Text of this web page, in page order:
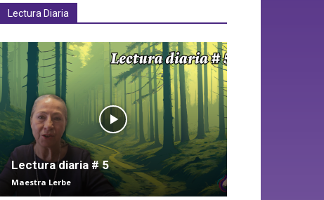
Lectura Diaria
Lectura diaria # 5
Maestra Lerbe